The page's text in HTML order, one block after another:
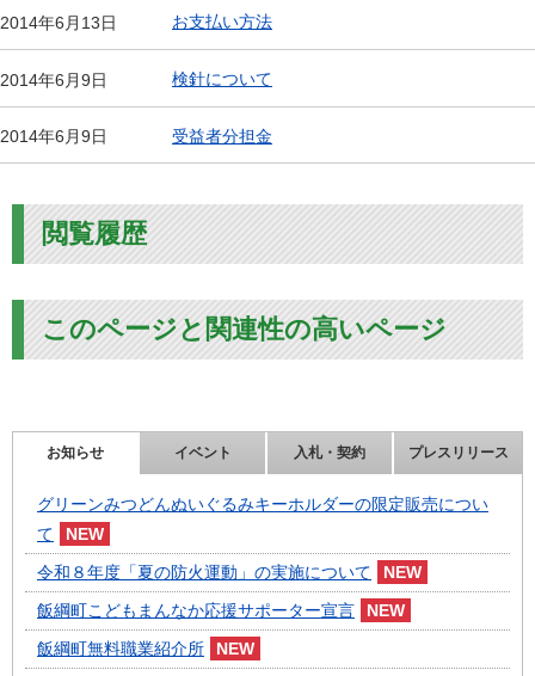
2014年6月13日 お支払い方法
2014年6月9日 検針について
2014年6月9日 受益者分担金
閲覧履歴
このページと関連性の高いページ
お知らせ イベント 入札・契約 プレスリリース
グリーンみつどんぬいぐるみキーホルダーの限定販売につい
て
令和８年度「夏の防火運動」の実施について
飯綱町こどもまんなか応援サポーター宣言
飯綱町無料職業紹介所